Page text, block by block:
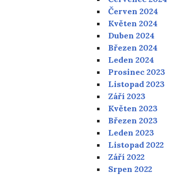
Červen 2024
Květen 2024
Duben 2024
Březen 2024
Leden 2024
Prosinec 2023
Listopad 2023
Září 2023
Květen 2023
Březen 2023
Leden 2023
Listopad 2022
Září 2022
Srpen 2022